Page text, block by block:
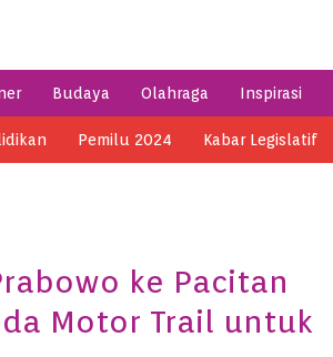
Budaya Olahraga Inspirasi
Pemilu 2024 Kabar Legislatif
ke Pacitan
Motor Trail untuk